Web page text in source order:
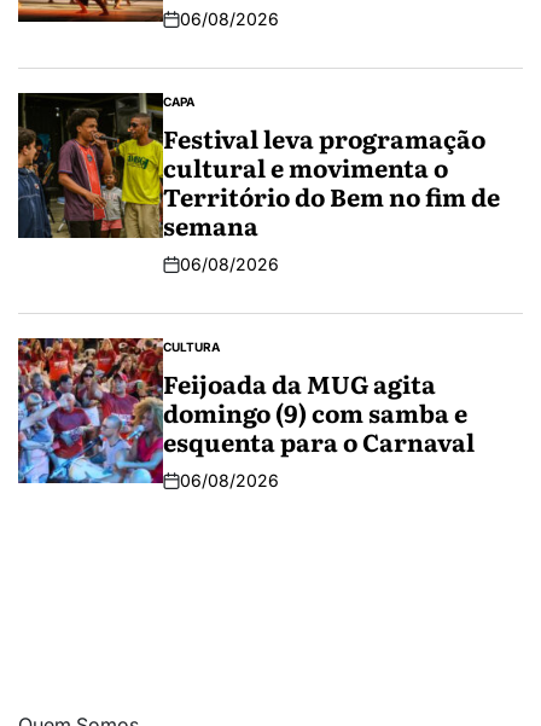
06/08/2026
CAPA
Festival leva programação
cultural e movimenta o
Território do Bem no fim de
semana
06/08/2026
CULTURA
Feijoada da MUG agita
domingo (9) com samba e
esquenta para o Carnaval
06/08/2026